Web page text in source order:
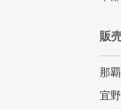
販
那
宜